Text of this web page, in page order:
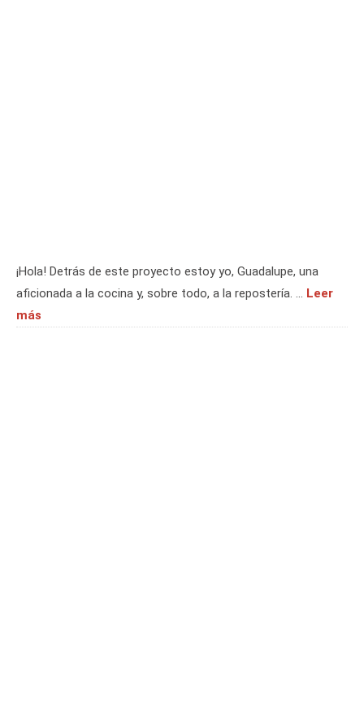
¡Hola! Detrás de este proyecto estoy yo, Guadalupe, una
aficionada a la cocina y, sobre todo, a la repostería. … Leer
más